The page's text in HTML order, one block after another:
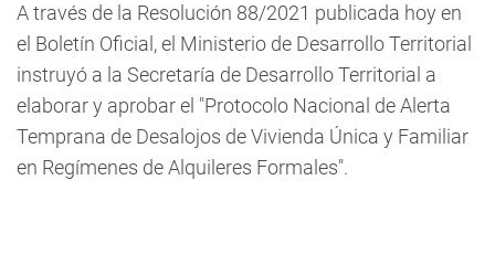
A través de la Resolución 88/2021 publicada hoy en
el Boletín Oficial, el Ministerio de Desarrollo Territorial
instruyó a la Secretaría de Desarrollo Territorial a
elaborar y aprobar el "Protocolo Nacional de Alerta
Temprana de Desalojos de Vivienda Única y Familiar
en Regímenes de Alquileres Formales".